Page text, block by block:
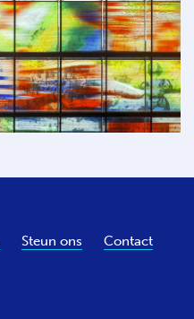
Steun ons Contact